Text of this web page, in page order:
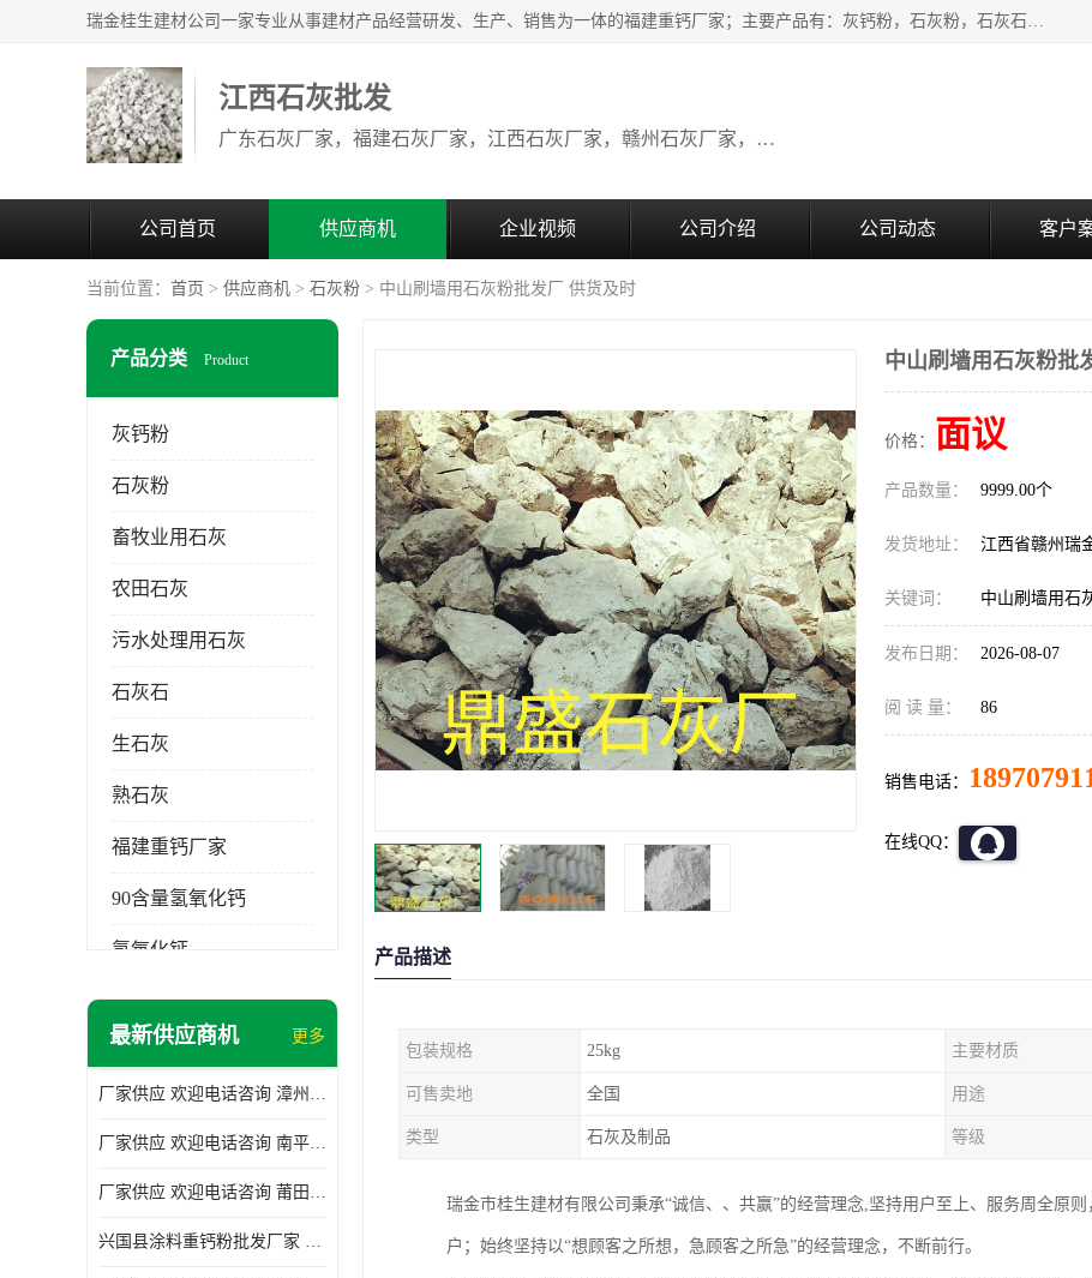
瑞金桂生建材公司一家专业从事建材产品经营研发、生产、销售为一体的福建重钙厂家；主要产品有：灰钙粉，石灰粉，石灰石，生石灰，熟石灰，氧化钙，重钙粉，氢氧化钙，农田石灰，畜牧业用石灰等。欢迎新老客户来电咨询！
江西石灰批发
广东石灰厂家，福建石灰厂家，江西石灰厂家，赣州石灰厂家，东莞石灰厂家
公司首页 供应商机 企业视频 公司介绍 公司动态 客户
当前位置： 首页 > 供应商机 > 石灰粉 > 中山刷墙用石灰粉批发厂 供货及时
产品分类 Product
灰钙粉
石灰粉
畜牧业用石灰
农田石灰
污水处理用石灰
石灰石
生石灰
熟石灰
福建重钙厂家
90含量氢氧化钙
氢氧化钙
氧化钙
最新供应商机 更多
厂家供应 欢迎电话咨询 漳州活性重钙粉
厂家供应 欢迎电话咨询 南平活性重钙粉批发厂
厂家供应 欢迎电话咨询 莆田高白度重钙粉厂家
兴国县涂料重钙粉批发厂家 厂家供应 欢迎电话咨询
中山刷墙用石灰粉批
价格： 面议
产品数量： 9999.00个
发货地址： 江西省赣州瑞
关键词： 中山刷墙用石
发布日期： 2026-08-07
阅 读 量： 86
销售电话：
在线QQ：
产品描述
包装规格 25kg 主要材质
可售卖地 全国 用途
类型 石灰及制品 等级
瑞金市桂生建材有限公司秉承“诚信、、共赢”的经营理念,坚持用户至上、服务周全原
户；始终坚持以“想顾客之所想，急顾客之所急”的经营理念，不断前行。